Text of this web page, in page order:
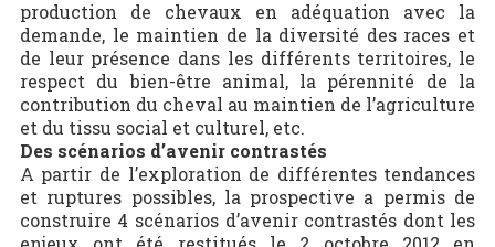
production de chevaux en adéquation avec la
demande, le maintien de la diversité des races et
de leur présence dans les différents territoires, le
respect du bien-être animal, la pérennité de la
contribution du cheval au maintien de l’agriculture
et du tissu social et culturel, etc.
Des scénarios d’avenir contrastés
A partir de l’exploration de différentes tendances
et ruptures possibles, la prospective a permis de
construire 4 scénarios d’avenir contrastés dont les